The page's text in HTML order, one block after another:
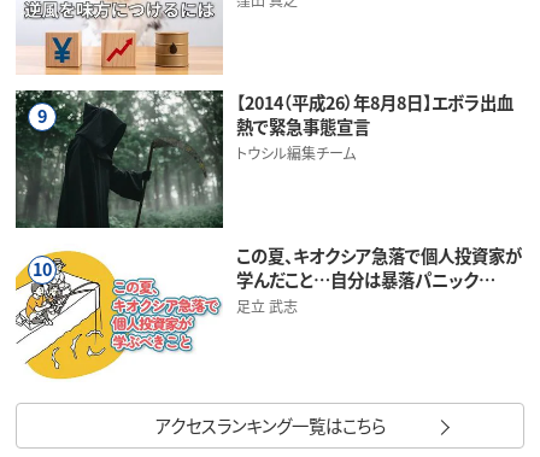
9
【2014（平成26）年8月8日】エボラ出血
熱で緊急事態宣言
トウシル編集チーム
10
この夏、キオクシア急落で個人投資家が
学んだこと…自分は暴落パニック…
足立 武志
アクセスランキング一覧はこちら